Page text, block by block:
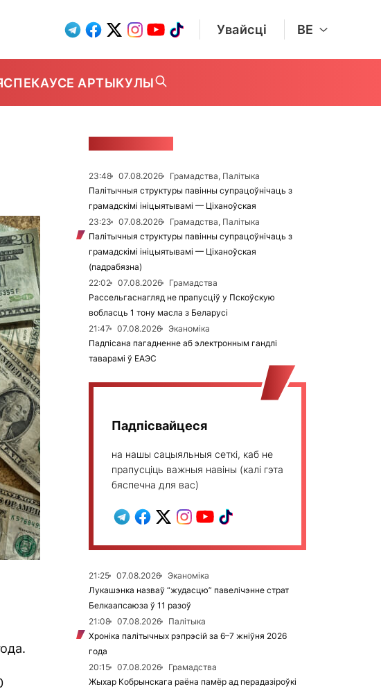
Увайсці BE
УСЕ АРТЫКУЛЫ
23:48 07.08.2026
Грамадства, Палітыка
Палітычныя структуры павінны супрацоўнічаць з
грамадскімі ініцыятывамі — Ціханоўская
23:23
07.08.2026
Грамадства, Палітыка
Палітычныя структуры павінны супрацоўнічаць з
грамадскімі ініцыятывамі — Ціханоўская
(падрабязна)
22:02
07.08.2026
Грамадства
Рассельгаснагляд не прапусціў у Пскоўскую
вобласць 1 тону масла з Беларусі
21:47
07.08.2026
Эканоміка
Падпісана пагадненне аб электронным гандлі
таварамі ў ЕАЭС
Падпісвайцеся
на нашы сацыяльныя сеткі, каб не
прапусціць важныя навіны (калі гэта
бяспечна для вас)
21:25 07.08.2026
Эканоміка
Лукашэнка назваў “жудасцю” павелічэнне страт
Белкаапсаюза ў 11 разоў
21:08
07.08.2026
Палітыка
Хроніка палітычных рэпрэсій за 6–7 жніўня 2026
года
20:15
07.08.2026
Грамадства
Жыхар Кобрынскага раёна памёр ад перадазіроўкі